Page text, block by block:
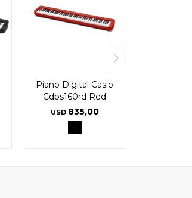
Piano Digital Casio
Cdps160rd Red
USD 835,00
l